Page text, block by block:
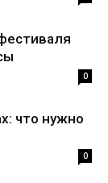
0
что нужно
0